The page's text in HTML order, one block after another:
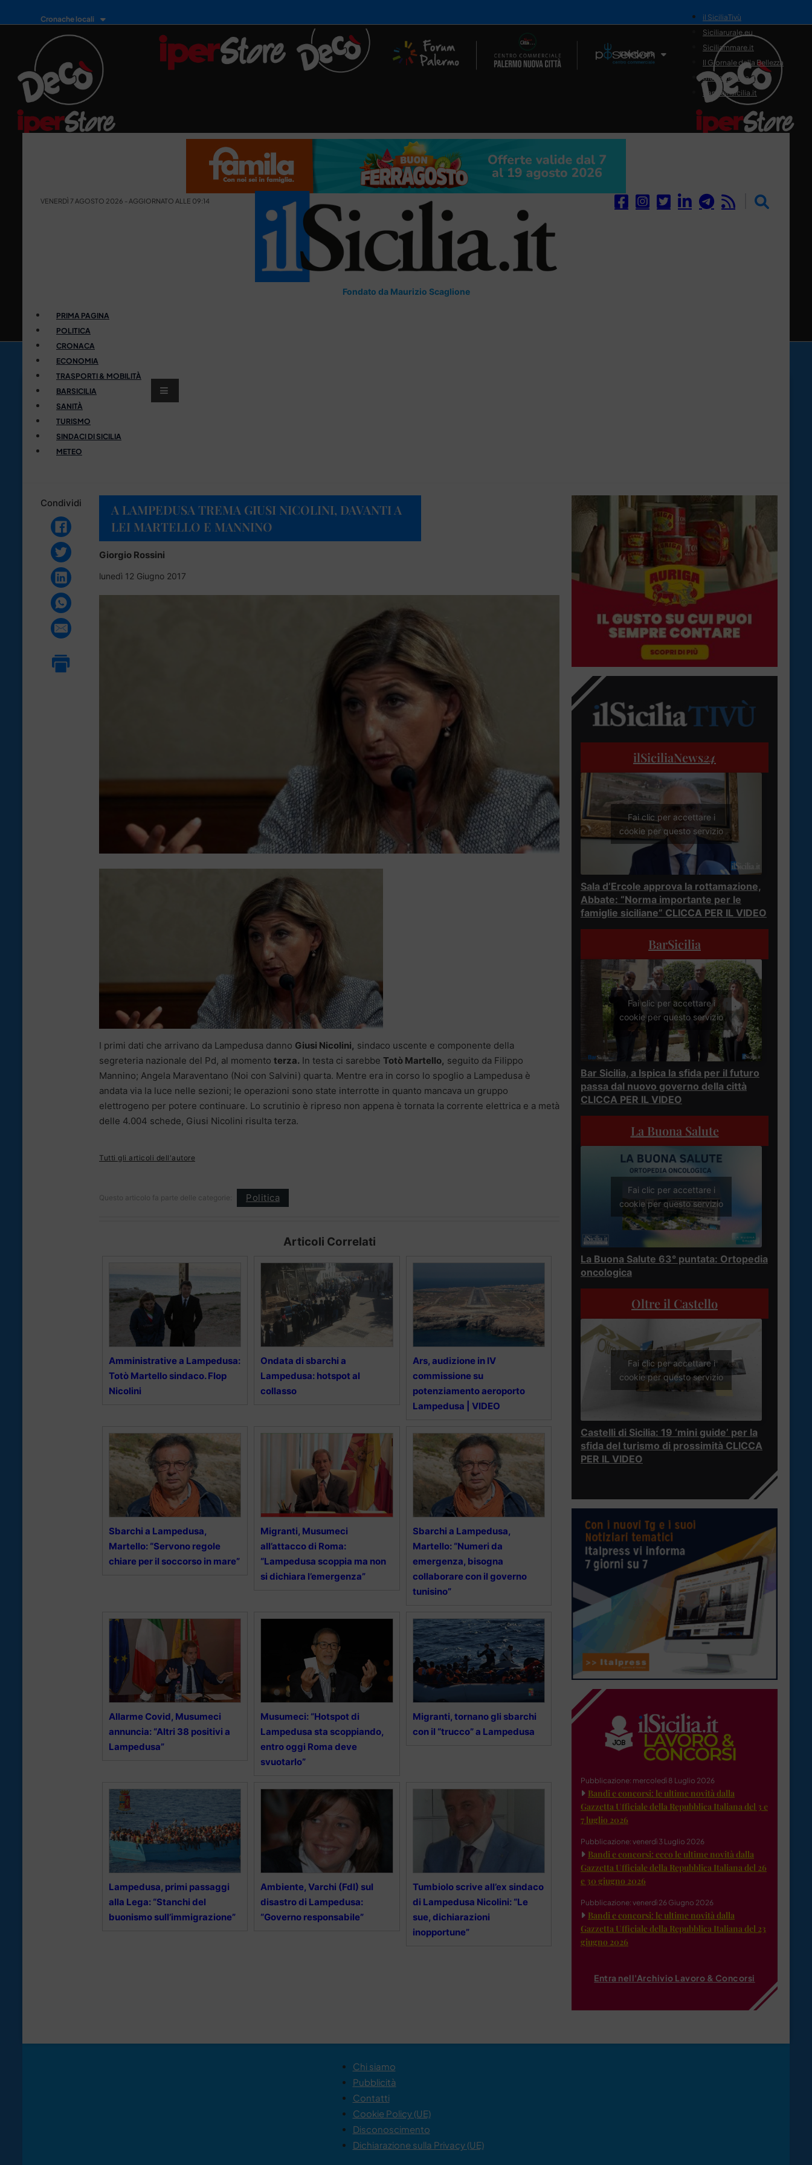
Cronache locali
Il Network
il SiciliaTivù
Siciliarurale.eu
Siciliammare.it
Il Giornale della Bellezza
Siciliamedica.it
Sanitainsicilia.it
VENERDÌ 7 AGOSTO 2026 - AGGIORNATO ALLE 09:14
Fondato da Maurizio Scaglione
PRIMA PAGINA
POLITICA
CRONACA
ECONOMIA
TRASPORTI & MOBILITÀ
BARSICILIA
SANITÀ
TURISMO
SINDACI DI SICILIA
METEO
Condividi
A LAMPEDUSA TREMA GIUSI NICOLINI, DAVANTI A
LEI MARTELLO E MANNINO
Giorgio Rossini
lunedì 12 Giugno 2017
I primi dati che arrivano da Lampedusa danno Giusi Nicolini, sindaco uscente e componente della
segreteria nazionale del Pd, al momento terza. In testa ci sarebbe Totò Martello, seguito da Filippo
Mannino; Angela Maraventano (Noi con Salvini) quarta. Mentre era in corso lo spoglio a Lampedusa è
andata via la luce nelle sezioni; le operazioni sono state interrotte in quanto mancava un gruppo
elettrogeno per potere continuare. Lo scrutinio è ripreso non appena è tornata la corrente elettrica e a metà
delle 4.004 schede, Giusi Nicolini risulta terza.
Tutti gli articoli dell'autore
Questo articolo fa parte delle categorie: Politica
Articoli Correlati
Amministrative a Lampedusa:
Totò Martello sindaco. Flop
Nicolini
Ondata di sbarchi a
Lampedusa: hotspot al
collasso
Ars, audizione in IV
commissione su
potenziamento aeroporto
Lampedusa | VIDEO
Sbarchi a Lampedusa,
Martello: “Servono regole
chiare per il soccorso in mare”
Migranti, Musumeci
all’attacco di Roma:
“Lampedusa scoppia ma non
si dichiara l’emergenza”
Sbarchi a Lampedusa,
Martello: “Numeri da
emergenza, bisogna
collaborare con il governo
tunisino”
Allarme Covid, Musumeci
annuncia: “Altri 38 positivi a
Lampedusa”
Musumeci: “Hotspot di
Lampedusa sta scoppiando,
entro oggi Roma deve
svuotarlo”
Migranti, tornano gli sbarchi
con il “trucco” a Lampedusa
Lampedusa, primi passaggi
alla Lega: “Stanchi del
buonismo sull’immigrazione”
Ambiente, Varchi (FdI) sul
disastro di Lampedusa:
“Governo responsabile”
Tumbiolo scrive all’ex sindaco
di Lampedusa Nicolini: “Le
sue, dichiarazioni
inopportune”
ilSiciliaNews24
Fai clic per accettare i
cookie per questo servizio
Sala d’Ercole approva la rottamazione,
Abbate: “Norma importante per le
famiglie siciliane” CLICCA PER IL VIDEO
BarSicilia
Fai clic per accettare i
cookie per questo servizio
Bar Sicilia, a Ispica la sfida per il futuro
passa dal nuovo governo della città
CLICCA PER IL VIDEO
La Buona Salute
Fai clic per accettare i
cookie per questo servizio
La Buona Salute 63° puntata: Ortopedia
oncologica
Oltre il Castello
Fai clic per accettare i
cookie per questo servizio
Castelli di Sicilia: 19 ‘mini guide’ per la
sfida del turismo di prossimità CLICCA
PER IL VIDEO
Pubblicazione: mercoledì 8 Luglio 2026
Bandi e concorsi: le ultime novità dalla
Gazzetta Ufficiale della Repubblica Italiana del 3 e
7 luglio 2026
Pubblicazione: venerdì 3 Luglio 2026
Bandi e concorsi: ecco le ultime novità dalla
Gazzetta Ufficiale della Repubblica Italiana del 26
e 30 giugno 2026
Pubblicazione: venerdì 26 Giugno 2026
Bandi e concorsi: le ultime novità dalla
Gazzetta Ufficiale della Repubblica Italiana del 23
giugno 2026
Entra nell'Archivio Lavoro & Concorsi
Chi siamo
Pubblicità
Contatti
Cookie Policy (UE)
Disconoscimento
Dichiarazione sulla Privacy (UE)